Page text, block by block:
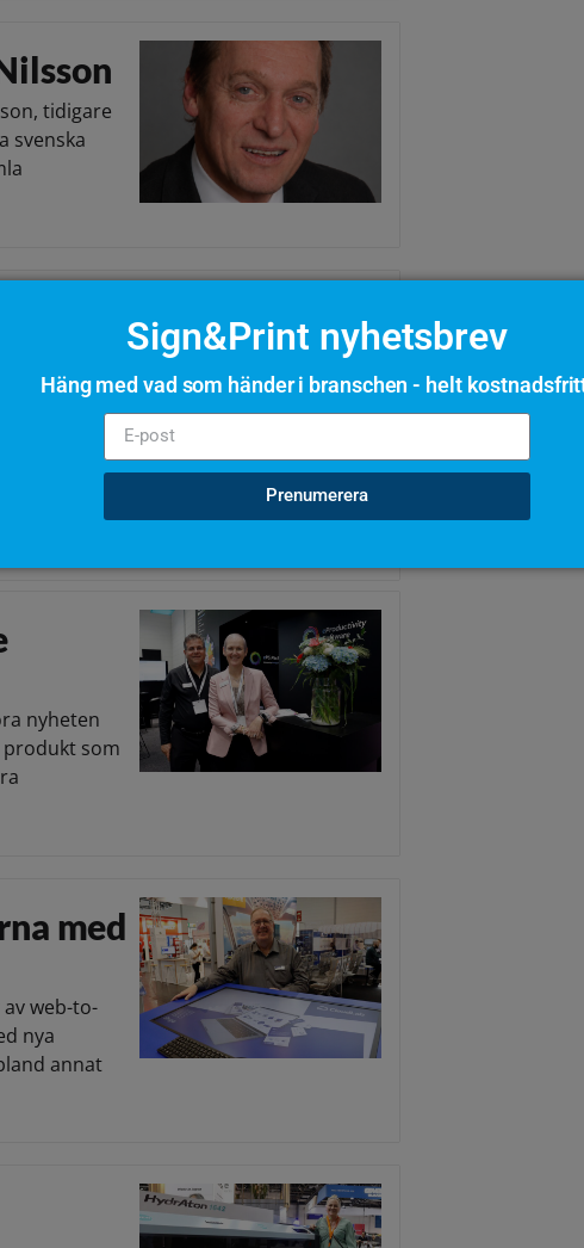
tidigare
svenska
eller grafisk
and People
nyheten
produkt som
med
web-to-
nya
annat
Sign&Print nyhetsbrev
Häng med vad som händer i branschen - helt
Prenumerera